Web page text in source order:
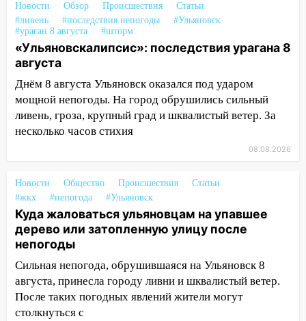
время»
16:17 Мелекесский район первым в
Ульяновской области намолотил более
100 тысяч тонн зерна
15:17 В колледжи и техникумы
Ульяновской области подали более 10
тысяч заявлений
Фоторепортаж с улиц Ульяновска
затопленные улицы
14:28 Ураган вырвал остановку на улице
Деева в Заволжье
14:26 Жители Ульяновска сами
пытаются расчистить ливнёвки, не
дождавшись коммунальщиков
14:16 Шторм продолжает ломать город:
на улице Любови Шевцовой рухнул
Новости Обзор Происшествия
Статьи
#ливень
#последствия непогоды
#Ульяновск
#ураган 8 августа
#шторм
«Ульяновскалипсис»: последствия урагана 8
августа
Днём 8 августа Ульяновск оказался под ударом
мощной непогоды. На город обрушились сильный
ливень, гроза, крупный град и шквалистый ветер. За
несколько часов стихия
08.08.2026
Новости Общество Происшествия
Статьи
#жкх
#непогода #Ульяновск
Куда жаловаться ульяновцам на упавшее
дерево или затопленную улицу после
непогоды
Сильная непогода, обрушившаяся на Ульяновск 8
августа, принесла городу ливни и шквалистый ветер.
После таких погодных явлений жители могут
столкнуться с